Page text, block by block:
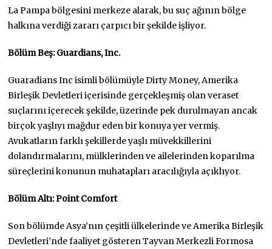
La Pampa bölgesini merkeze alarak, bu suç ağının bölge
halkına verdiği zararı çarpıcı bir şekilde işliyor.
Bölüm Beş: Guardians, Inc.
Guaradians Inc isimli bölümüyle Dirty Money, Amerika
Birleşik Devletleri içerisinde gerçekleşmiş olan veraset
suçlarını içerecek şekilde, üzerinde pek durulmayan ancak
birçok yaşlıyı mağdur eden bir konuya yer vermiş.
Avukatların farklı şekillerde yaşlı müvekkillerini
dolandırmalarını, mülklerinden ve ailelerinden koparılma
süreçlerini konunun muhatapları aracılığıyla açıklıyor.
Bölüm Altı: Point Comfort
Son bölümde Asya’nın çeşitli ülkelerinde ve Amerika Birleşik
Devletleri’nde faaliyet gösteren Tayvan Merkezli Formosa